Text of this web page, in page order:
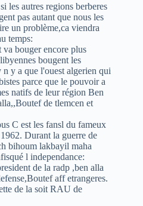
les autres regions berberes
pas autant que nous les
un problème,ca viendra
temps:
bouger encore plus
bougent les
y a que l'ouest algerien qui
parce que le pouvoir a
natifs de leur région Ben
de tlemcen et
C est les fansl du fameux
Durant la guerre de
bihoum lakbayil maha
l independance:
de la radp ,ben alla
aff etrangeres.
de la soit RAU de